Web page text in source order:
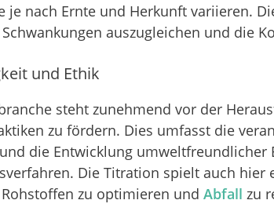
je nach Ernte und Herkunft variieren.
auszugleichen und die
und Ethik
steht zunehmend vor der
zu fördern. Dies umfasst die
die Entwicklung umweltfreundlicher
Die Titration spielt auch hier
zu optimieren und Abfall zu